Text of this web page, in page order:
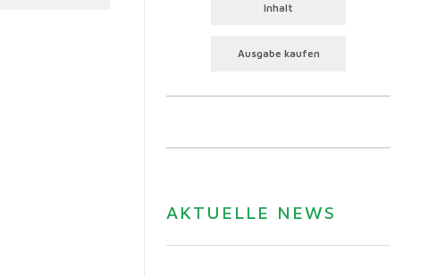
Inhalt
Ausgabe kaufen
AKTUELLE NEWS